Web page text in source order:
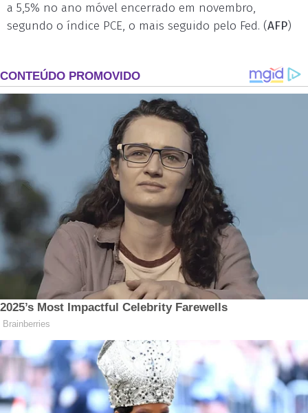
a 5,5% no ano móvel encerrado em novembro,
segundo o índice PCE, o mais seguido pelo Fed. (AFP)